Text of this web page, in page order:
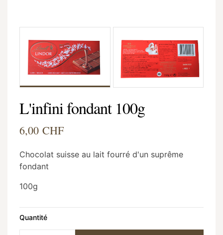
L'infini fondant 100g
6,00 CHF
Chocolat suisse au lait fourré d'un suprême
fondant
100g
Quantité